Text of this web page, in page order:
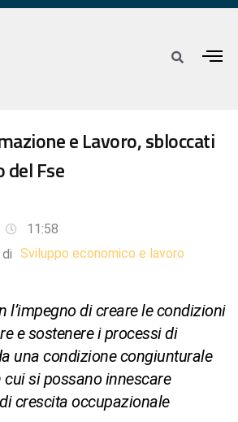
e Lavoro, sbloccati
Fse
11:58
Sviluppo economico e lavoro
l’impegno di creare le condizioni
e sostenere i processi di
una condizione congiunturale
si possano innescare
crescita occupazionale